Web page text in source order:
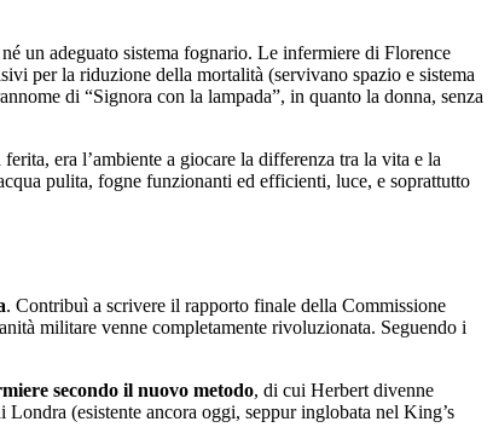
un adeguato sistema fognario. Le infermiere di Florence
per la riduzione della mortalità (servivano spazio e sistema
di “Signora con la lampada”, in quanto la donna, senza
era l’ambiente a giocare la differenza tra la vita e la
pulita, fogne funzionanti ed efficienti, luce, e soprattutto
. Contribuì a scrivere il rapporto finale della Commissione
militare venne completamente rivoluzionata. Seguendo i
secondo il nuovo metodo, di cui Herbert divenne
Londra (esistente ancora oggi, seppur inglobata nel King’s